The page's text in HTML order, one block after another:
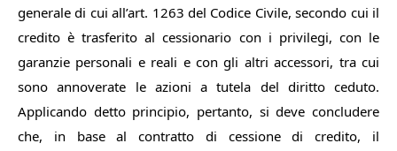
generale di cui all’art. 1263 del Codice Civile, secondo cui il
credito è trasferito al cessionario con i privilegi, con le
garanzie personali e reali e con gli altri accessori, tra cui
sono annoverate le azioni a tutela del diritto ceduto.
Applicando detto principio, pertanto, si deve concludere
che, in base al contratto di cessione di credito, il